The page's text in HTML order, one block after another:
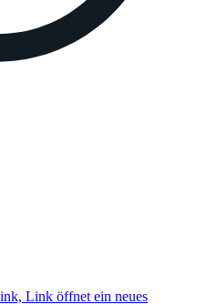
Link öffnet ein neues